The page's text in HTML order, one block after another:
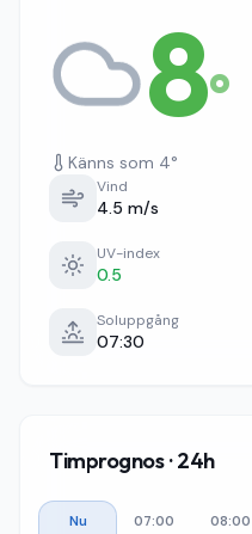
8°
Känns som 4°
Vind
4.5 m/s
UV-index
0.5
Soluppgång
07:30
Timprognos · 24h
Nu 07:00 08:00